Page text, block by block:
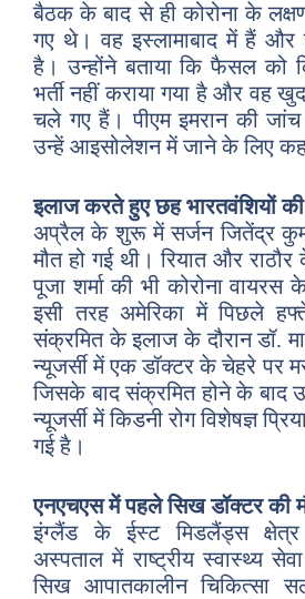
बैठक के बाद से ही कोरोना के
गए थे। वह इस्लामाबाद में हैं और
है। उन्होंने बताया कि फैसल को
भर्ती नहीं कराया गया है और वह
चले गए हैं। पीएम इमरान की
उन्हें आइसोलेशन में जाने के लिए
इलाज करते हुए छह भारतवंशियों की
अप्रैल के शुरू में सर्जन जितेंद्र
मौत हो गई थी। रियात और राठौर
पूजा शर्मा की भी कोरोना वायरस
इसी तरह अमेरिका में पिछले हफ्ते
संक्रमित के इलाज के दौरान डॉ.
न्यूजर्सी में एक डॉक्टर के चेहरे पर
जिसके बाद संक्रमित होने के बाद
न्यूजर्सी में किडनी रोग विशेषज्ञ
गई है।
एनएचएस में पहले सिख डॉक्टर की
इंग्लैंड के ईस्ट मिडलैंड्स क्षेत्र
अस्पताल में राष्ट्रीय स्वास्थ्य
सिख आपातकालीन चिकित्सा